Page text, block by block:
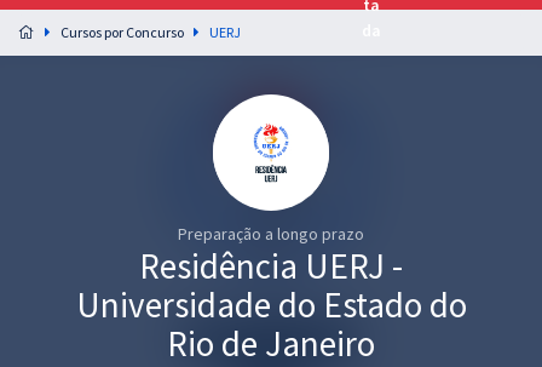
Preparação completa e intensiva para as principais
residências em saúde do Brasil
Graduação
Cursos por Concurso UERJ
Preparação a longo prazo
Residência UERJ -
Universidade do Estado do
Rio de Janeiro